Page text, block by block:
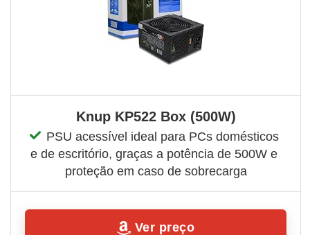
Knup KP522 Box (500W)
PSU acessível ideal para PCs domésticos
e de escritório, graças a potência de 500W e
proteção em caso de sobrecarga
Ver preço